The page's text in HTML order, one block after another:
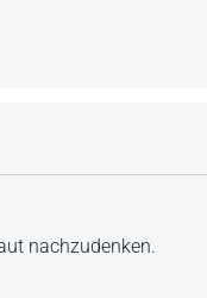
nachzudenken.